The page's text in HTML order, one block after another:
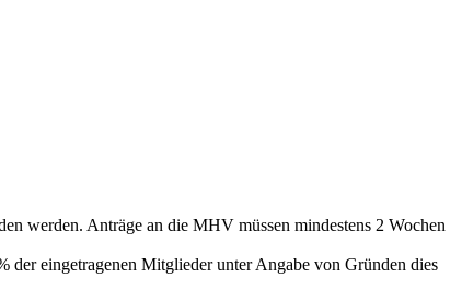
werden. Anträge an die MHV müssen mindestens 2 Wochen
der eingetragenen Mitglieder unter Angabe von Gründen dies